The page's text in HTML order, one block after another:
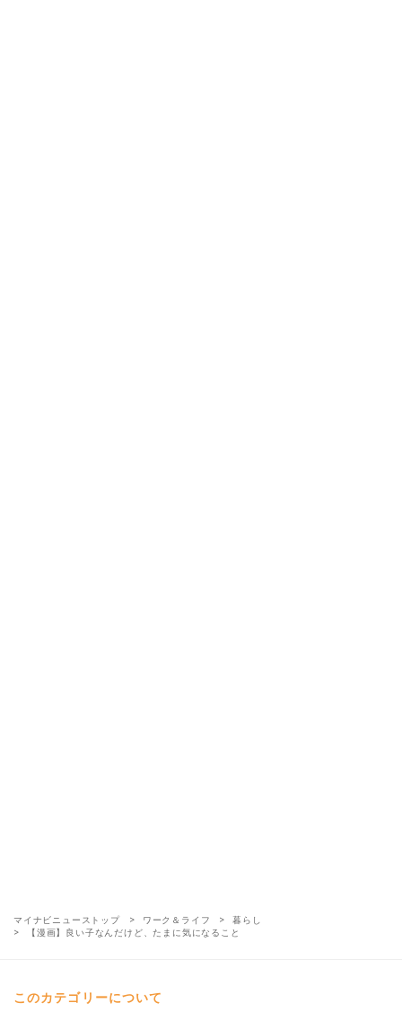
マイナビニューストップ ワーク＆ライフ
暮らし
【漫画】良い子なんだけど、たまに気になること
このカテゴリーについて